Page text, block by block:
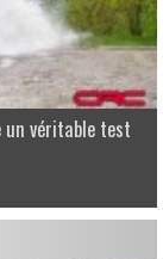
un véritable test